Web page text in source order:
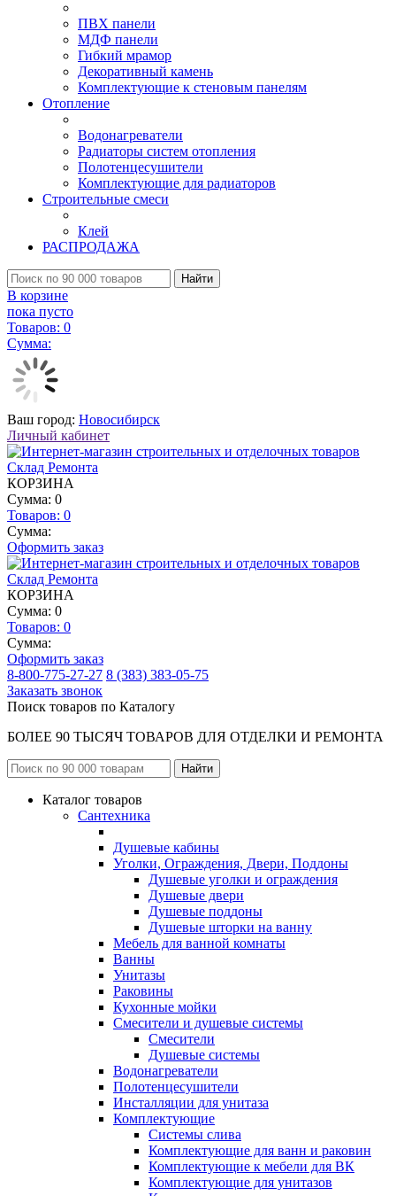
ПВХ панели
МДФ панели
Гибкий мрамор
Декоративный камень
Комплектующие к стеновым панелям
Отопление
Водонагреватели
Радиаторы систем отопления
Полотенцесушители
Комплектующие для радиаторов
Строительные смеси
Клей
РАСПРОДАЖА
Найти
В корзине
пока пусто
Товаров: 0
Сумма:
Ваш город: Новосибирск
Личный кабинет
КОРЗИНА
Сумма: 0
Товаров: 0
Сумма:
Оформить заказ
КОРЗИНА
Сумма: 0
Товаров: 0
Сумма:
Оформить заказ
8-800-775-27-27 8 (383) 383-05-75
Заказать звонок
Поиск товаров по Каталогу
БОЛЕЕ 90 ТЫСЯЧ ТОВАРОВ ДЛЯ ОТДЕЛКИ И РЕМОНТА
Каталог товаров
Сантехника
Душевые кабины
Уголки, Ограждения, Двери, Поддоны
Душевые уголки и ограждения
Душевые двери
Душевые поддоны
Душевые шторки на ванну
Мебель для ванной комнаты
Ванны
Унитазы
Раковины
Кухонные мойки
Смесители и душевые системы
Смесители
Душевые системы
Водонагреватели
Полотенцесушители
Инсталляции для унитаза
Комплектующие
Системы слива
Комплектующие для ванн и раковин
Комплектующие к мебели для ВК
Комплектующие для унитазов